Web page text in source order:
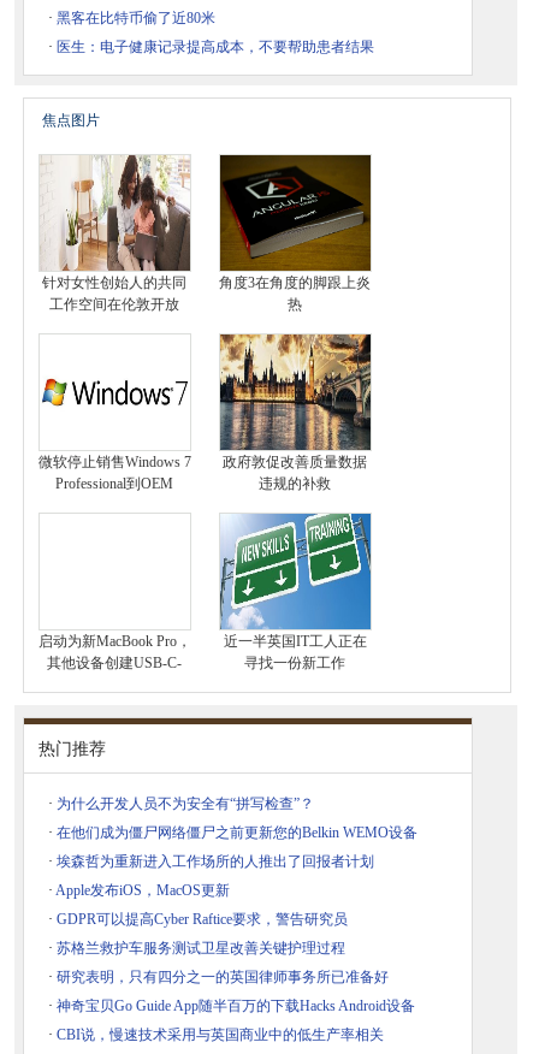
· 黑客在比特币偷了近80米
· 医生：电子健康记录提高成本，不要帮助患者结果
焦点图片
针对女性创始人的共同
工作空间在伦敦开放
角度3在角度的脚跟上炎
热
微软停止销售Windows 7
Professional到OEM
政府敦促改善质量数据
违规的补救
启动为新MacBook Pro，
其他设备创建USB-C-
近一半英国IT工人正在
寻找一份新工作
热门推荐
· 为什么开发人员不为安全有“拼写检查”？
· 在他们成为僵尸网络僵尸之前更新您的Belkin WEMO设备
· 埃森哲为重新进入工作场所的人推出了回报者计划
· Apple发布iOS，MacOS更新
· GDPR可以提高Cyber​​ Raftice要求，警告研究员
· 苏格兰救护车服务测试卫星改善关键护理过程
· 研究表明，只有四分之一的英国律师事务所已准备好
· 神奇宝贝Go Guide App随半百万的下载Hacks Android设备
· CBI说，慢速技术采用与英国商业中的低生产率相关